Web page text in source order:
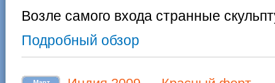
Возле самого входа странные
Подробный обзор